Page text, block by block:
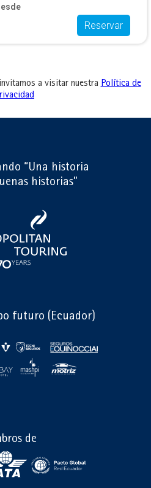
Reservar
a visitar nuestra Política de
“Una historia
historias”
futuro (Ecuador)
de